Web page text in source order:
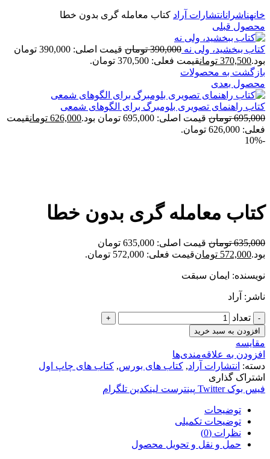
خانهناشرانانتشارات آراد کتاب معامله گری بدون خطا
محصول قبلی
کتاب ببخشید، ولی نه 390,000 تومان
قیمت اصلی: 390,000 تومان
بود.370,500 تومانقیمت فعلی: 370,500 تومان.
بازگشت به محصولات
محصول بعدی
کتاب راهنمای تصویری بلومبرگ برای الگوهای شمعی
695,000 تومان قیمت اصلی: 695,000 تومان بود. 626,000 تومانقیمت
فعلی: 626,000 تومان.
-10%
کتاب معامله گری بدون خطا
635,000 تومان
قیمت اصلی: 635,000 تومان
بود.572,000 تومانقیمت فعلی: 572,000 تومان.
نویسنده: ایمان سبقت
ناشر: آراد
تعداد
افزودن به سبد خرید
مقایسه
افزودن به علاقه‌مندی‌ها
دسته: انتشارات آراد, کتاب های بورس, کتاب های چاپ اول
اشتراک گذاری
فیس بوک Twitter پینترست لینکدین تلگرام
توضیحات
توضیحات تکمیلی
نظرات (0)
حمل و نقل و تحویل محصول